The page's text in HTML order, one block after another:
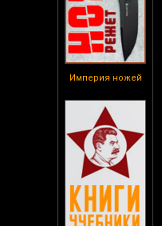
Империя ножей